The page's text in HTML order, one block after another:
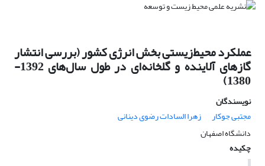
عملکرد محیط‌زیستی بخش انرژی کشور (بررسی انتشار
گازهای آلاینده و گلخانه‌ای در طول سال‌های 1392-
1380)
نویسندگان
مجتبی جوکار
زهرا السادات رضوی دینانی
دانشگاه اصفهان
چکیده